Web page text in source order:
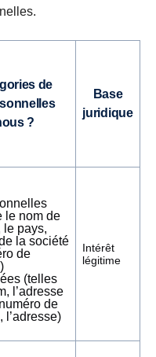
?
Base
juridique
le nom de
le pays,
la société
de
(telles
l’adresse
de
l’adresse)
Intérêt
légitime